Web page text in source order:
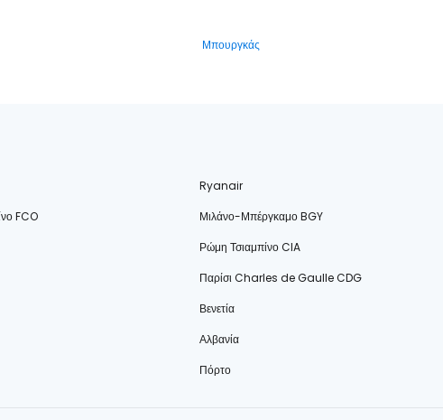
Μπουργκάς
Ryanair
FCO
Μιλάνο-Μπέργκαμο BGY
Ρώμη Τσιαμπίνο CIA
Παρίσι Charles de Gaulle CDG
Βενετία
Αλβανία
Πόρτο